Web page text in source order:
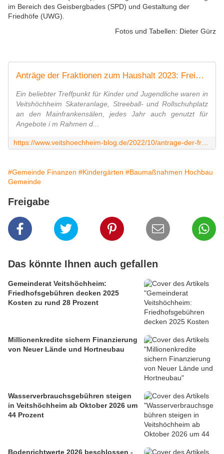
im Bereich des Geisbergbades (SPD) und Gestaltung der
Friedhöfe (UWG).
Fotos und Tabellen: Dieter Gürz
Anträge der Fraktionen zum Haushalt 2023: Freizeitangebote für Kinder und Jugendliche + Barrierefreiheit Mainfrankensäle + Energie und Klimaschutz - Veitshöchheim News
Ein beliebter Treffpunkt für Kinder und Jugendliche waren in
Veitshöchheim Skateranlage, Streeball- und Rollschuhplatz
an den Mainfrankensälen, jedes Jahr auch genutzt für
Angebote i m Rahmen d...
#Gemeinde Finanzen #Kindergärten #Baumaßnahmen Hochbau
Gemeinde
Freigabe
Das könnte Ihnen auch gefallen
Gemeinderat Veitshöchheim:
Friedhofsgebühren decken 2025
Kosten zu rund 28 Prozent
Millionenkredite sichern Finanzierung
von Neuer Lände und Hortneubau
Wasserverbrauchsgebühren steigen
in Veitshöchheim ab Oktober 2026 um
44 Prozent
Bodenrichtwerte 2026 beschlossen -